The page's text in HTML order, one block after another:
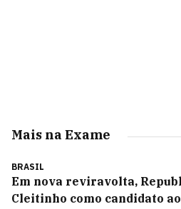
Mais na Exame
BRASIL
Em nova reviravolta,
Cleitinho como candidato